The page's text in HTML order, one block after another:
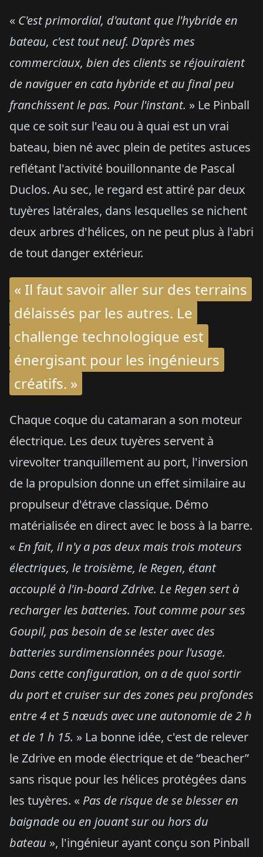
« C'est primordial, d'autant que l'hybride en
bateau, c'est tout neuf. D'après mes
commerciaux, bien des clients seréjouiraient
de naviguer en cata hybride et au final peu
franchissent le pas. Pour l'instant. » Le Pinball
que ce soit sur l'eau ou à quai est un vrai
bateau, bien né avec plein de petites astuces
reflétant l'activité bouillonnante de Pascal
Duclos. Au sec, le regard est attiré par deux
tuyères latérales, dans lesquelles se nichent
deux arbres d'hélices, on ne peut plus à l'abri
de tout danger extérieur.
« Il faut savoir aller sur des terrains
délaissés par les autres. Le
challenge technologique est
énergisant pour les ingénieurs
créatifs. »
Chaque coque du catamaran a son moteur
électrique. Les deux tuyères servent à
virevolter tranquillement au port, l'inversion
de la propulsion donne un effet similaire au
propulseur d'étrave classique. Démo
matérialisée en direct avec le boss à la barre.
« En fait, il n'y a pas deux mais trois moteurs
électriques, le troisième, le Regen, étant
accouplé à l'in-board Zdrive. Le Regen sert à
recharger les batteries. Tout comme pour ses
Goupil, pas besoin de se lester avec des
batteries surdimensionnées pour l'usage.
Dans cette configuration, on a de quoi sortir
du port et cruiser sur des zones peu profondes
entre 4 et 5 nœuds avec une autonomie de 2 h
et de 1 h 15. » La bonne idée, c'est de relever
le Zdrive en mode électrique et de “beacher”
sans risque pour les hélices protégées dans
les tuyères. « Pas de risque de se blesser en
baignade ou en jouant sur ou hors du
bateau », l'ingénieur ayant conçu son Pinball